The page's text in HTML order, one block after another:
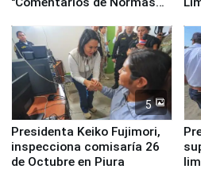
Derecho Colectivo"
5
Presidenta Keiko Fujimori,
inspecciona comisaría 26
de Octubre en Piura